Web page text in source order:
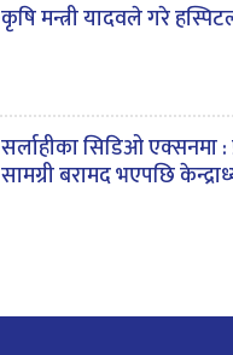
कृषि मन्त्री यादवले गरे
सर्लाहीका सिडिओ एक्सनमा :
सामग्री बरामद भएपछि